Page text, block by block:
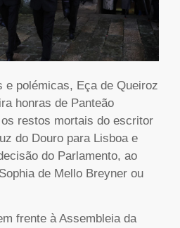
e polémicas, Eça de Queiroz
honras de Panteão
restos mortais do escritor
do Douro para Lisboa e
do Parlamento, ao
de Mello Breyner ou
frente à Assembleia da